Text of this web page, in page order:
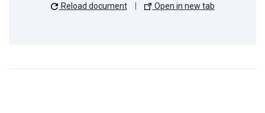
Reload document Open in new tab